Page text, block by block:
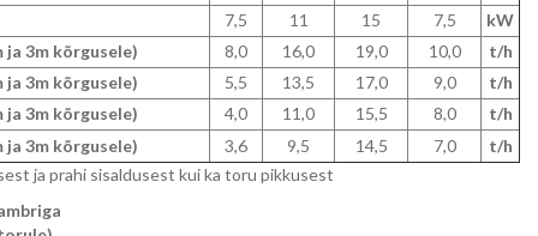
7,5
11 15 7,5
kW
ja 3m kõrgusele)
8,0 16,0 19,0 10,0
t/h
ja 3m kõrgusele)
5,5 13,5 17,0 9,0
t/h
ja 3m kõrgusele)
4,0 11,0 15,5 8,0
t/h
ja 3m kõrgusele)
3,6 9,5 14,5 7,0
t/h
ja prahi sisaldusest kui ka toru pikkusest